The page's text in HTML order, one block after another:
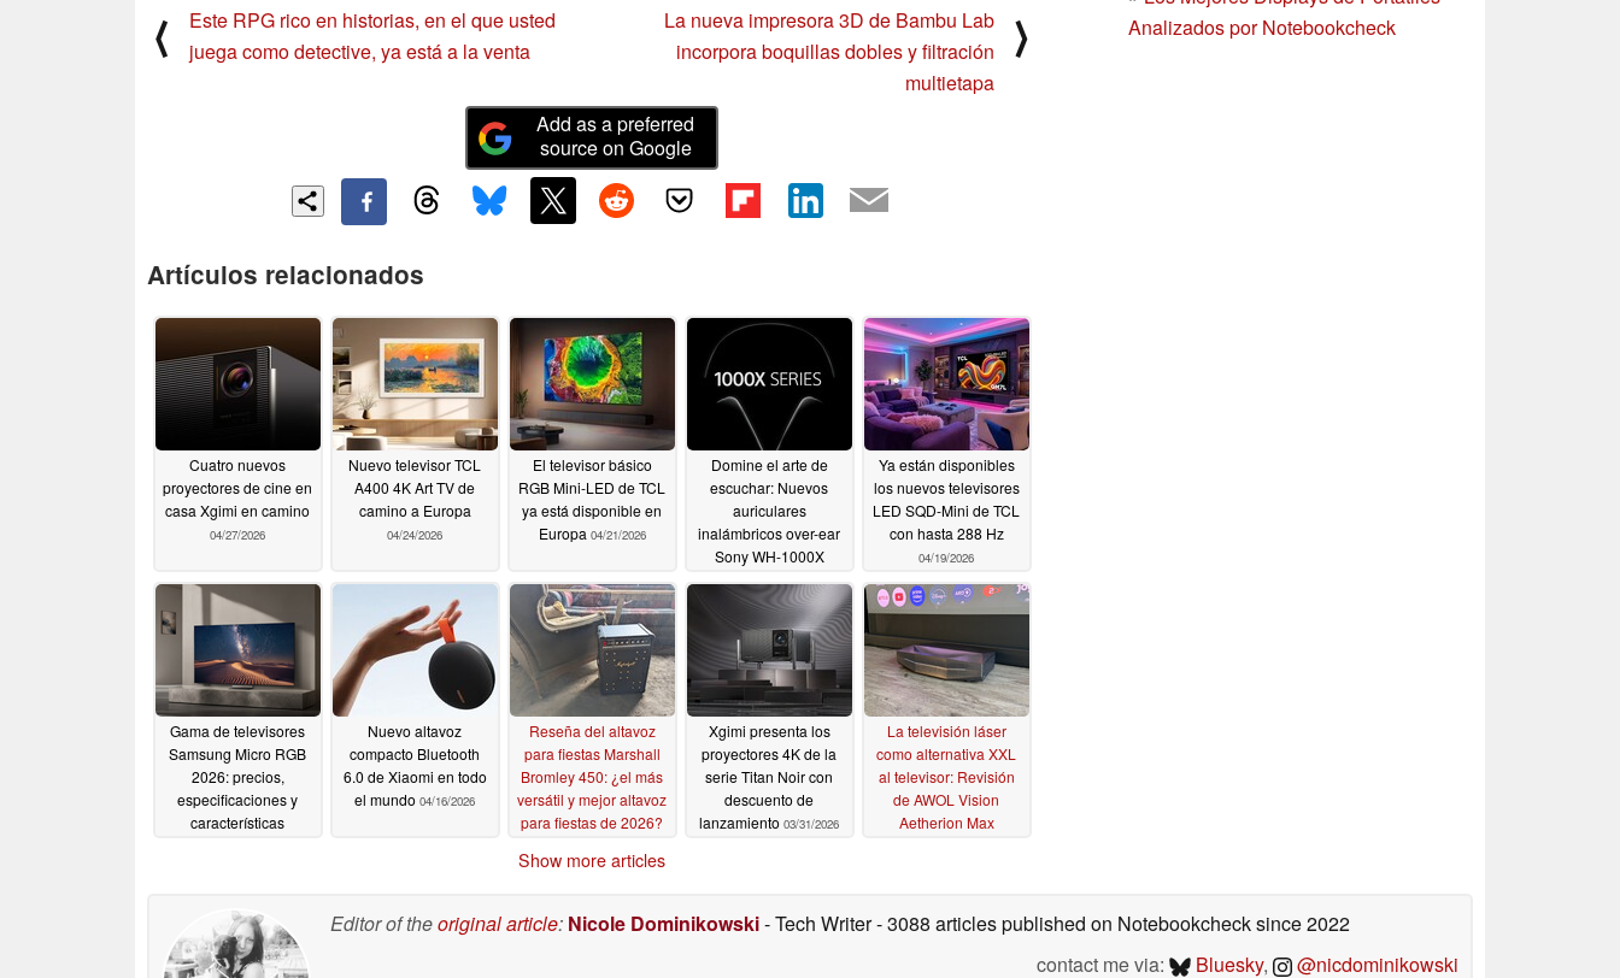
Analizados por Notebookcheck
⟨
Este RPG rico en historias, en el que usted
juega como detective, ya está a la venta
La nueva impresora 3D de Bambu Lab
incorpora boquillas dobles y filtración
multietapa
⟩
Add as a preferred
source on Google
Artículos relacionados
Cuatro nuevos
proyectores de cine en
casa Xgimi en camino
04/27/2026
Nuevo televisor TCL
A400 4K Art TV de
camino a Europa
04/24/2026
El televisor básico
RGB Mini-LED de TCL
ya está disponible en
Europa 04/21/2026
Domine el arte de
escuchar: Nuevos
auriculares
inalámbricos over-ear
Sony WH-1000X
lanzamiento04/21/2026
Ya están disponibles
los nuevos televisores
LED SQD-Mini de TCL
con hasta 288 Hz
04/19/2026
Gama de televisores
Samsung Micro RGB
2026: precios,
especificaciones y
características
Nuevo altavoz
compacto Bluetooth
6.0 de Xiaomi en todo
el mundo 04/16/2026
Reseña del altavoz
para fiestas Marshall
Bromley 450: ¿el más
versátil y mejor altavoz
para fiestas de 2026?
Xgimi presenta los
proyectores 4K de la
serie Titan Noir con
descuento de
lanzamiento 03/31/2026
La televisión láser
como alternativa XXL
al televisor: Revisión
de AWOL Vision
Aetherion Max
Show more articles
Editor of theoriginal article: Nicole Dominikowski- Tech Writer- 3088 articles published on Notebookchecksince 2022
contact me via:
Bluesky, @nicdominikowski